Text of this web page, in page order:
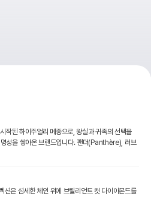
된 하이주얼리 메종으로, 왕실과 귀족의 선택을
명성을 쌓아온 브랜드입니다. 팬더(Panthère), 러브
은 섬세한 체인 위에 브릴리언트 컷 다이아몬드를